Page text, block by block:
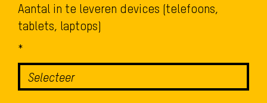
Aantal in te leveren devices (telefoons,
tablets, laptops)
*